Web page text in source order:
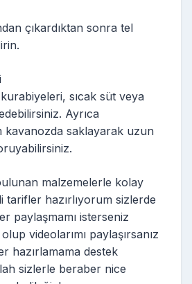
çıkardıktan sonra tel
sıcak süt veya
Ayrıca
kavanozda saklayarak uzun
malzemelerle kolay
tarifler hazırlıyorum sizlerde
paylaşmamı isterseniz
videolarımı paylaşırsanız
hazırlamama destek
sizlerle beraber nice